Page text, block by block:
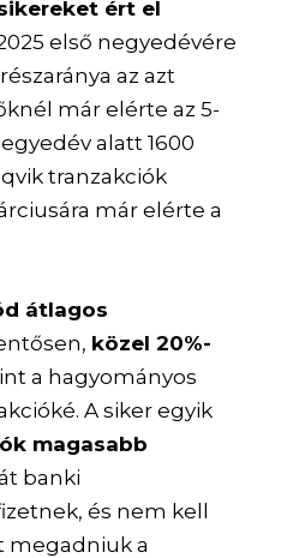
ért el
első negyedévére
az azt
már elérte az 5-
alatt 1600
tranzakciók
már elérte a
átlagos
közel 20%-
a hagyományos
A siker egyik
magasabb
banki
és nem kell
megadniuk a